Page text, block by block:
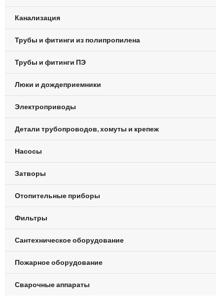
Канализация
Трубы и фитинги из полипропилена
Трубы и фитинги ПЭ
Люки и дождеприемники
Электроприводы
Детали трубопроводов, хомуты и крепеж
Насосы
Затворы
Отопительные приборы
Фильтры
Сантехническое оборудование
Пожарное оборудование
Сварочные аппараты